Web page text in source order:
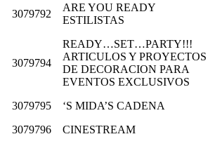
3079792
ARE YOU READY
ESTILISTAS
3079794
READY…SET…PARTY!!!
ARTICULOS Y PROYECTOS
DE DECORACION PARA
EVENTOS EXCLUSIVOS
3079795 ‘S MIDA’S CADENA
3079796
CINESTREAM